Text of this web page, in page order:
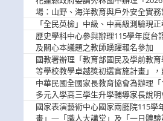
場：山野、海洋教育與戶外安全實
參加
「全民英檢」中級、中高級測驗現
歷史學科中心參與辦理115學年度台
及關心本議題之教師踴躍報名參加
國教署辦理「教育部國民及學前教
等學校教學卓越獎初選實施計畫」
中華民國全國家長教育協會為辦理
多元入學高三學生升學輔導家長說明
國家表演藝術中心國家兩廳院115學
畫」—「職人大講堂」及「一日體驗